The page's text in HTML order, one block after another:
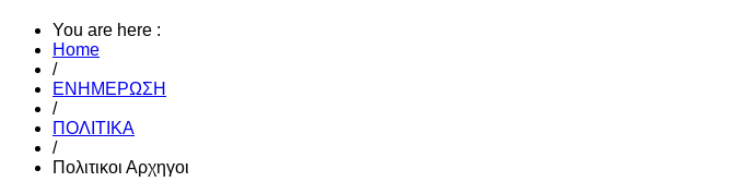
You are here :
Home
/
ΕΝΗΜΕΡΩΣΗ
/
ΠΟΛΙΤΙΚΑ
/
Πολιτικοι Αρχηγοι